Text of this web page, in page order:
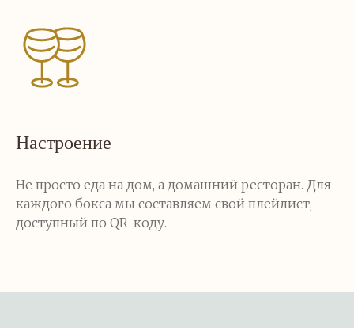
Настроение
Не просто еда на дом, а домашний ресторан. Для
каждого бокса мы составляем свой плейлист,
доступный по QR-коду.